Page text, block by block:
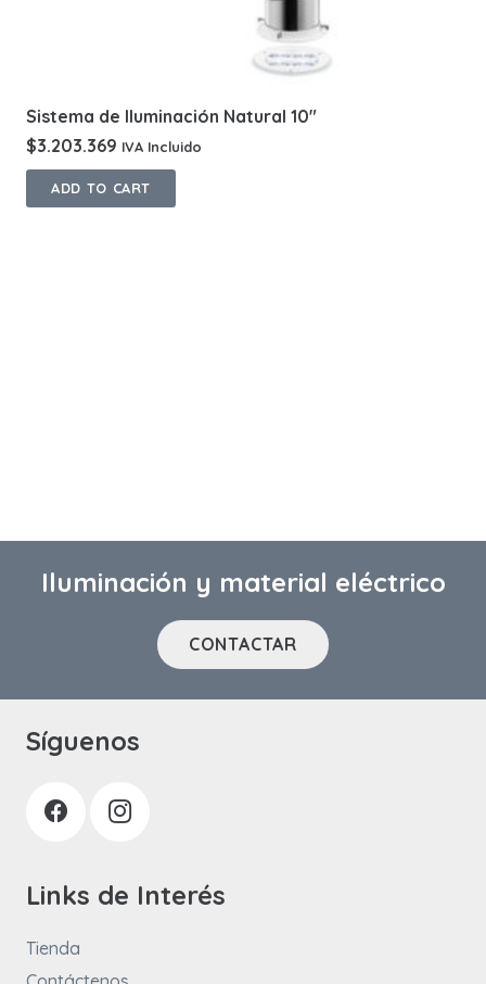
Sistema de Iluminación Natural 10″
$3.203.369 IVA Incluido
ADD TO CART
Iluminación y material eléctrico
CONTACTAR
Síguenos
Links de Interés
Tienda